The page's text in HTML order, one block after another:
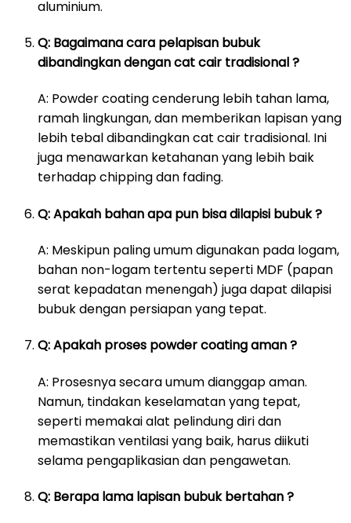
aluminium.
Q: Bagaimana cara pelapisan bubuk
dibandingkan dengan cat cair tradisional ?
A: Powder coating cenderung lebih tahan lama,
ramah lingkungan, dan memberikan lapisan yang
lebih tebal dibandingkan cat cair tradisional. Ini
juga menawarkan ketahanan yang lebih baik
terhadap chipping dan fading.
Q: Apakah bahan apa pun bisa dilapisi bubuk ?
A: Meskipun paling umum digunakan pada logam,
bahan non-logam tertentu seperti MDF (papan
serat kepadatan menengah) juga dapat dilapisi
bubuk dengan persiapan yang tepat.
Q: Apakah proses powder coating aman ?
A: Prosesnya secara umum dianggap aman.
Namun, tindakan keselamatan yang tepat,
seperti memakai alat pelindung diri dan
memastikan ventilasi yang baik, harus diikuti
selama pengaplikasian dan pengawetan.
Q: Berapa lama lapisan bubuk bertahan ?